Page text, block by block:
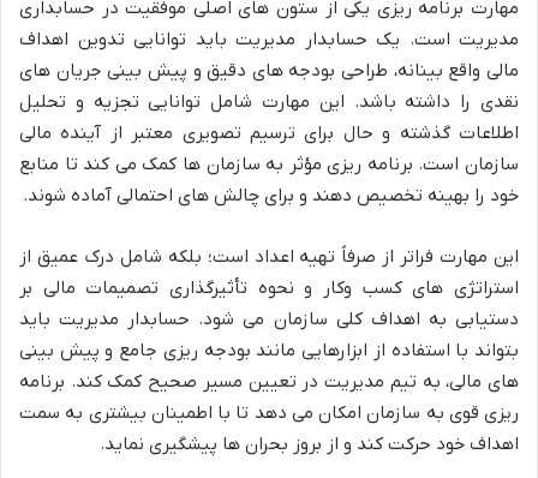
مهارت برنامه ریزی یکی از ستون های اصلی موفقیت در حسابداری
مدیریت است. یک حسابدار مدیریت باید توانایی تدوین اهداف
مالی واقع بینانه، طراحی بودجه های دقیق و پیش بینی جریان های
نقدی را داشته باشد. این مهارت شامل توانایی تجزیه و تحلیل
اطلاعات گذشته و حال برای ترسیم تصویری معتبر از آینده مالی
سازمان است. برنامه ریزی مؤثر به سازمان ها کمک می کند تا منابع
خود را بهینه تخصیص دهند و برای چالش های احتمالی آماده شوند.
این مهارت فراتر از صرفاً تهیه اعداد است؛ بلکه شامل درک عمیق از
استراتژی های کسب وکار و نحوه تأثیرگذاری تصمیمات مالی بر
دستیابی به اهداف کلی سازمان می شود. حسابدار مدیریت باید
بتواند با استفاده از ابزارهایی مانند بودجه ریزی جامع و پیش بینی
های مالی، به تیم مدیریت در تعیین مسیر صحیح کمک کند. برنامه
ریزی قوی به سازمان امکان می دهد تا با اطمینان بیشتری به سمت
اهداف خود حرکت کند و از بروز بحران ها پیشگیری نماید.